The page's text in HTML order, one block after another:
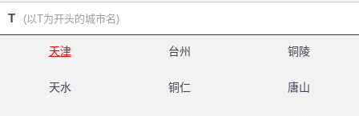
T (以T为开头的城市名)
天津 台州 铜陵
天水 铜仁 唐山